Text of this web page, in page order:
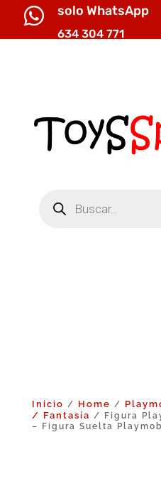
 solo WhatsApp
634 304 771
productos
Inicio / Home /
/ Fantasía / Figura
– Figura Suelta